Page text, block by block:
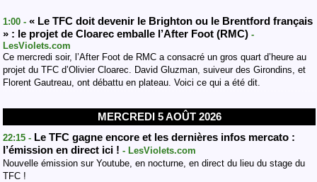
1:00 - « Le TFC doit devenir le Brighton ou le Brentford français
» : le projet de Cloarec emballe l’After Foot (RMC) -
LesViolets.com
Ce mercredi soir, l’After Foot de RMC a consacré un gros quart d’heure au
projet du TFC d’Olivier Cloarec. David Gluzman, suiveur des Girondins, et
Florent Gautreau, ont débattu en plateau. Voici ce qui a été dit.
MERCREDI 5 AOÛT 2026
22:15 - Le TFC gagne encore et les dernières infos mercato :
l’émission en direct ici ! - LesViolets.com
Nouvelle émission sur Youtube, en nocturne, en direct du lieu du stage du
TFC !